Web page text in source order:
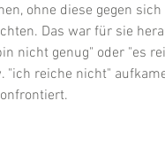
ohne diese gegen
Das war für sie
nicht genug" oder "es
"ich reiche nicht"